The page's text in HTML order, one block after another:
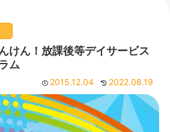
けん！放課後等デイサービス
ム
2015.12.04 2022.08.19